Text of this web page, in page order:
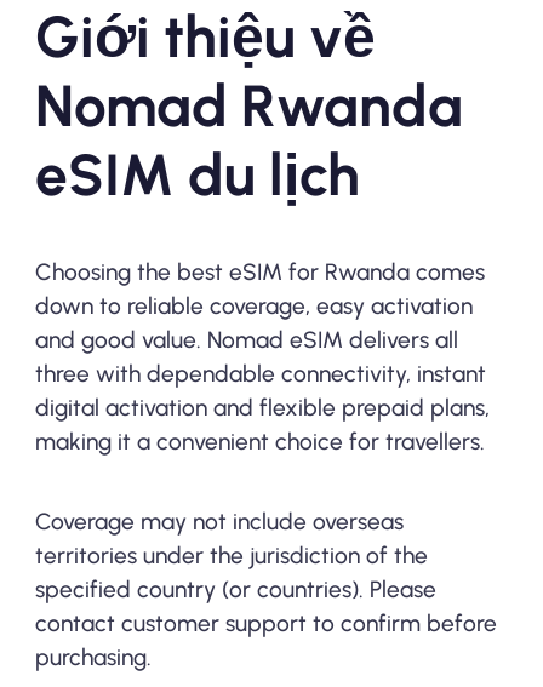
Giới thiệu về
Nomad Rwanda
eSIM du lịch
Choosing the best eSIM for Rwanda comes
down to reliable coverage, easy activation
and good value. Nomad eSIM delivers all
three with dependable connectivity, instant
digital activation and flexible prepaid plans,
making it a convenient choice for travellers.
Coverage may not include overseas
territories under the jurisdiction of the
specified country (or countries). Please
contact customer support to confirm before
purchasing.